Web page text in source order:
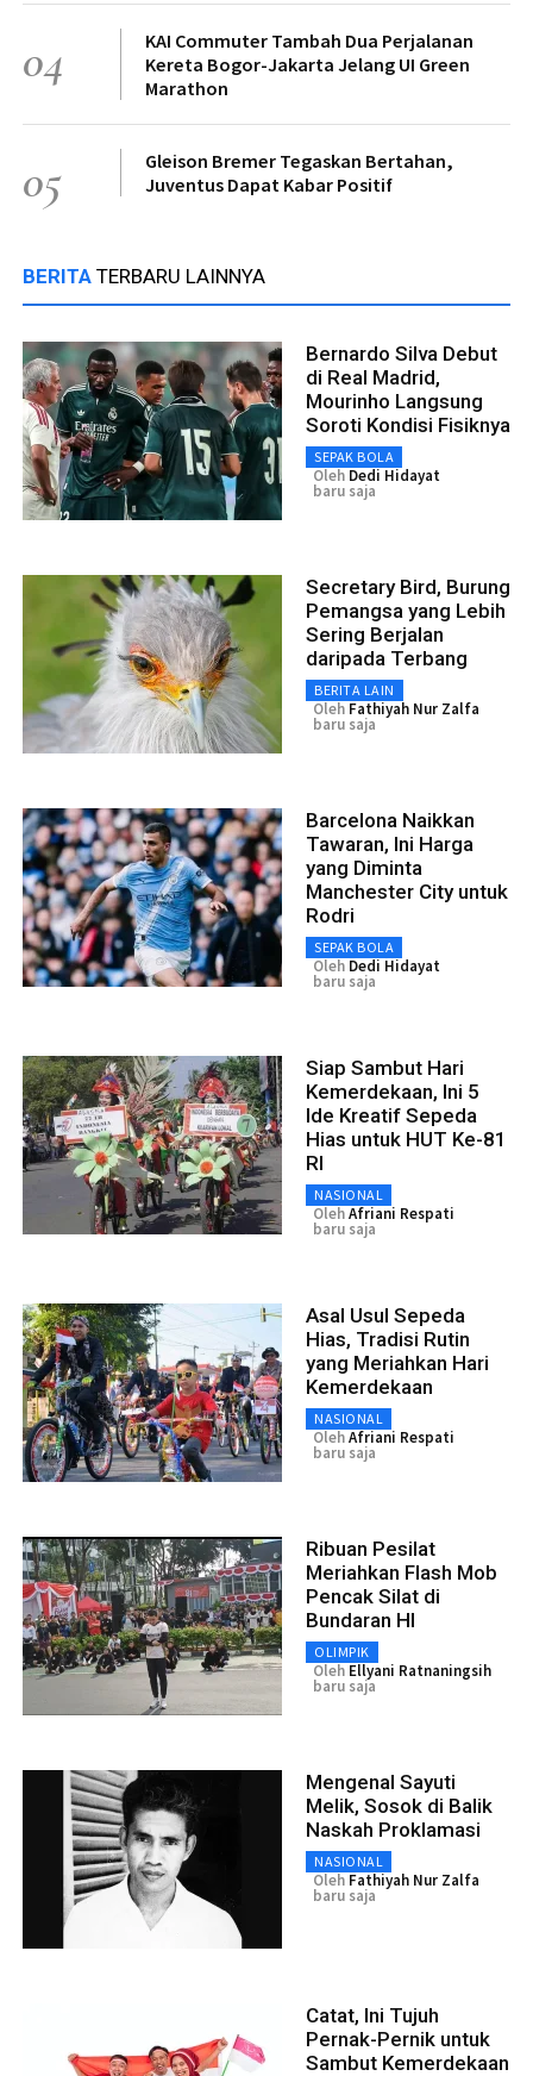
04
KAI Commuter Tambah Dua Perjalanan
Kereta Bogor-Jakarta Jelang UI Green
Marathon
05
Gleison Bremer Tegaskan Bertahan,
Juventus Dapat Kabar Positif
BERITA TERBARU LAINNYA
Bernardo Silva Debut
di Real Madrid,
Mourinho Langsung
Soroti Kondisi Fisiknya
SEPAK BOLA
Oleh Dedi Hidayat
baru saja
Secretary Bird, Burung
Pemangsa yang Lebih
Sering Berjalan
daripada Terbang
BERITA LAIN
Oleh Fathiyah Nur Zalfa
baru saja
Barcelona Naikkan
Tawaran, Ini Harga
yang Diminta
Manchester City untuk
Rodri
SEPAK BOLA
Oleh Dedi Hidayat
baru saja
Siap Sambut Hari
Kemerdekaan, Ini 5
Ide Kreatif Sepeda
Hias untuk HUT Ke-81
RI
NASIONAL
OlehAfriani Respati
baru saja
Asal Usul Sepeda
Hias, Tradisi Rutin
yang Meriahkan Hari
Kemerdekaan
NASIONAL
OlehAfriani Respati
baru saja
Ribuan Pesilat
Meriahkan Flash Mob
Pencak Silat di
Bundaran HI
OLIMPIK
Oleh Ellyani Ratnaningsih
baru saja
Mengenal Sayuti
Melik, Sosok di Balik
Naskah Proklamasi
NASIONAL
Oleh Fathiyah Nur Zalfa
baru saja
Catat, Ini Tujuh
Pernak-Pernik untuk
Sambut Kemerdekaan